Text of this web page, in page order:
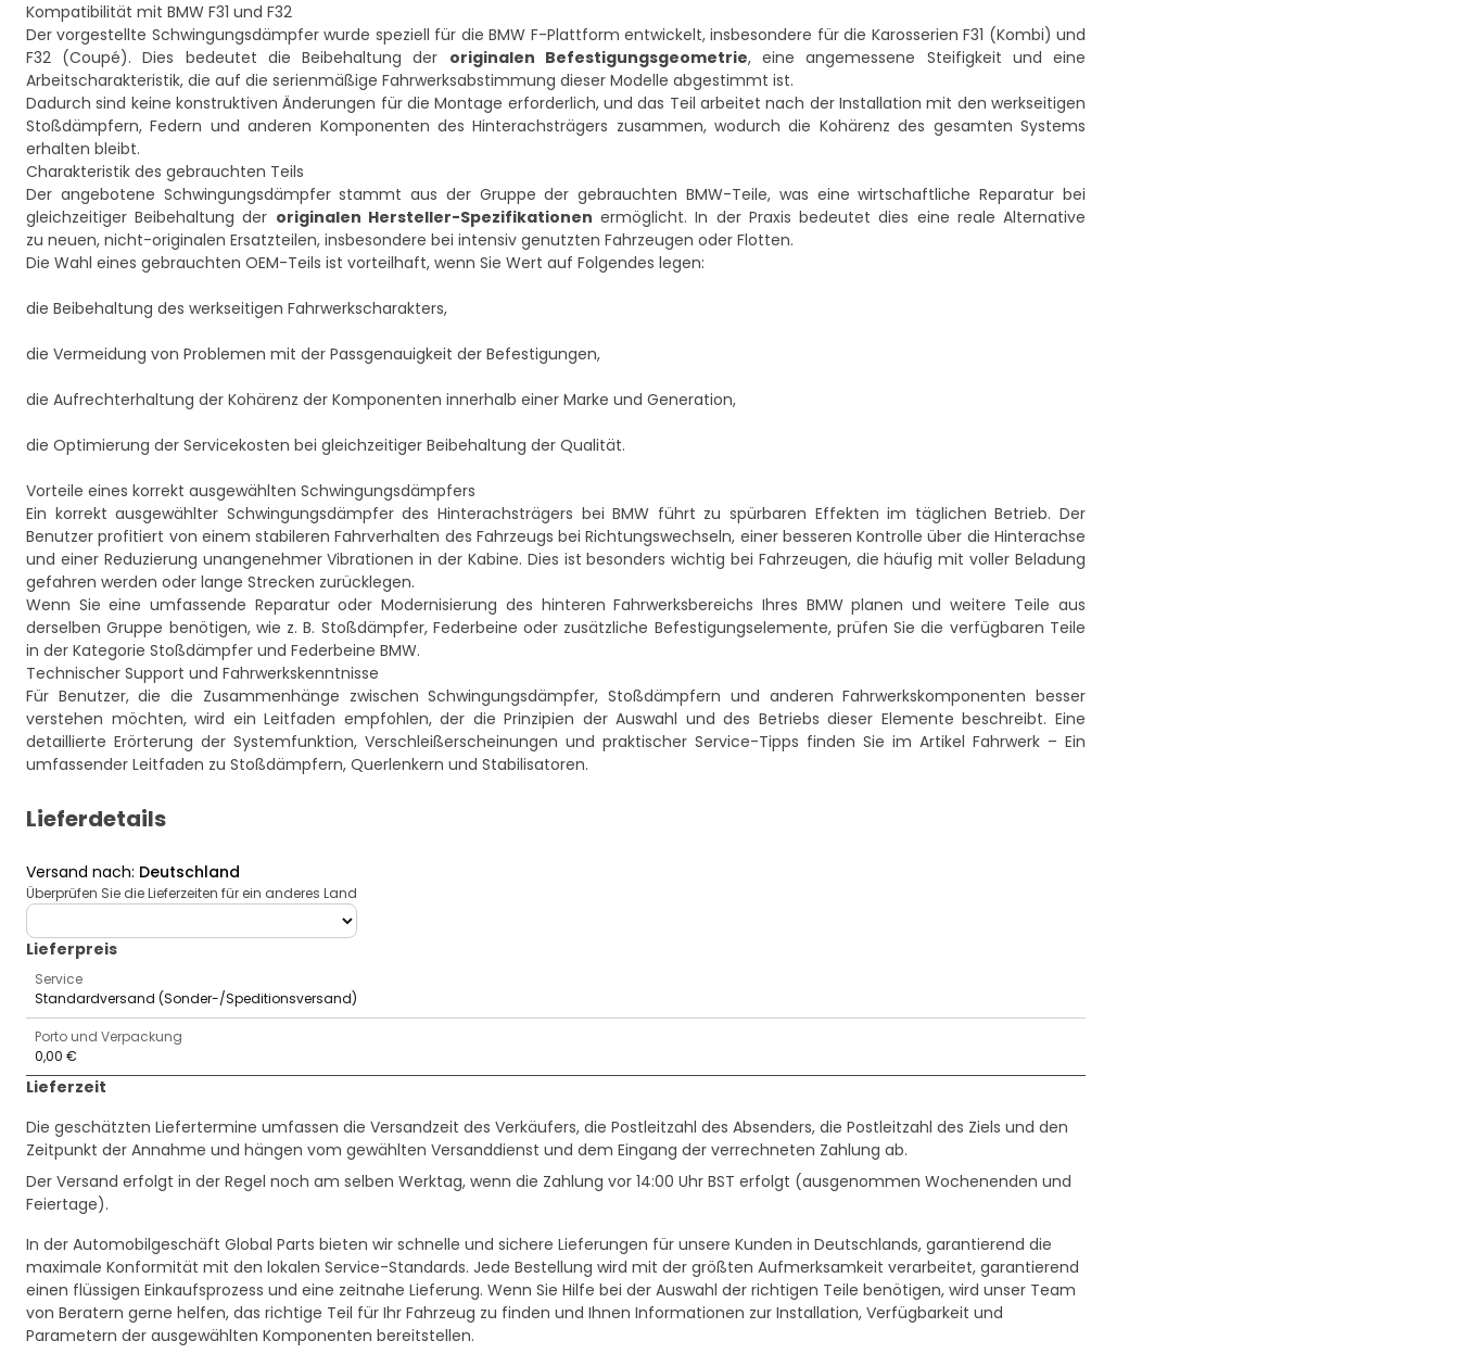
Kompatibilität mit BMW F31 und F32
Der vorgestellte Schwingungsdämpfer wurde speziell für die BMW F-Plattform entwickelt, insbesondere für die Karosserien F31 (Kombi) und
F32 (Coupé). Dies bedeutet die Beibehaltung der originalen Befestigungsgeometrie, eine angemessene Steifigkeit und eine
Arbeitscharakteristik, die auf die serienmäßige Fahrwerksabstimmung dieser Modelle abgestimmt ist.
Dadurch sind keine konstruktiven Änderungen für die Montage erforderlich, und das Teil arbeitet nach der Installation mit den werkseitigen
Stoßdämpfern, Federn und anderen Komponenten des Hinterachsträgers zusammen, wodurch die Kohärenz des gesamten Systems
erhalten bleibt.
Charakteristik des gebrauchten Teils
Der angebotene Schwingungsdämpfer stammt aus der Gruppe der gebrauchten BMW-Teile, was eine wirtschaftliche Reparatur bei
gleichzeitiger Beibehaltung der originalen Hersteller-Spezifikationen ermöglicht. In der Praxis bedeutet dies eine reale Alternative
zu neuen, nicht-originalen Ersatzteilen, insbesondere bei intensiv genutzten Fahrzeugen oder Flotten.
Die Wahl eines gebrauchten OEM-Teils ist vorteilhaft, wenn Sie Wert auf Folgendes legen:
die Beibehaltung des werkseitigen Fahrwerkscharakters,
die Vermeidung von Problemen mit der Passgenauigkeit der Befestigungen,
die Aufrechterhaltung der Kohärenz der Komponenten innerhalb einer Marke und Generation,
die Optimierung der Servicekosten bei gleichzeitiger Beibehaltung der Qualität.
Vorteile eines korrekt ausgewählten Schwingungsdämpfers
Ein korrekt ausgewählter Schwingungsdämpfer des Hinterachsträgers bei BMW führt zu spürbaren Effekten im täglichen Betrieb. Der
Benutzer profitiert von einem stabileren Fahrverhalten des Fahrzeugs bei Richtungswechseln, einer besseren Kontrolle über die Hinterachse
und einer Reduzierung unangenehmer Vibrationen in der Kabine. Dies ist besonders wichtig bei Fahrzeugen, die häufig mit voller Beladung
gefahren werden oder lange Strecken zurücklegen.
Wenn Sie eine umfassende Reparatur oder Modernisierung des hinteren Fahrwerksbereichs Ihres BMW planen und weitere Teile aus
derselben Gruppe benötigen, wie z. B. Stoßdämpfer, Federbeine oder zusätzliche Befestigungselemente, prüfen Sie die verfügbaren Teile
in der Kategorie Stoßdämpfer und Federbeine BMW.
Technischer Support und Fahrwerkskenntnisse
Für Benutzer, die die Zusammenhänge zwischen Schwingungsdämpfer, Stoßdämpfern und anderen Fahrwerkskomponenten besser
verstehen möchten, wird ein Leitfaden empfohlen, der die Prinzipien der Auswahl und des Betriebs dieser Elemente beschreibt. Eine
detaillierte Erörterung der Systemfunktion, Verschleißerscheinungen und praktischer Service-Tipps finden Sie im Artikel Fahrwerk – Ein
umfassender Leitfaden zu Stoßdämpfern, Querlenkern und Stabilisatoren.
Lieferdetails
Versand nach: Deutschland
Überprüfen Sie die Lieferzeiten für ein anderes Land
deliveryCountry
Lieferpreis
Service
Standardversand (Sonder-/Speditionsversand)
Porto und Verpackung
0,00 €
Lieferzeit
Die geschätzten Liefertermine umfassen die Versandzeit des Verkäufers, die Postleitzahl des Absenders, die Postleitzahl des Ziels und den
Zeitpunkt der Annahme und hängen vom gewählten Versanddienst und dem Eingang der verrechneten Zahlung ab.
Der Versand erfolgt in der Regel noch am selben Werktag, wenn die Zahlung vor 14:00 Uhr BST erfolgt (ausgenommen Wochenenden und
Feiertage).
In der Automobilgeschäft Global Parts bieten wir schnelle und sichere Lieferungen für unsere Kunden in Deutschlands, garantierend die
maximale Konformität mit den lokalen Service-Standards. Jede Bestellung wird mit der größten Aufmerksamkeit verarbeitet, garantierend
einen flüssigen Einkaufsprozess und eine zeitnahe Lieferung. Wenn Sie Hilfe bei der Auswahl der richtigen Teile benötigen, wird unser Team
von Beratern gerne helfen, das richtige Teil für Ihr Fahrzeug zu finden und Ihnen Informationen zur Installation, Verfügbarkeit und
Parametern der ausgewählten Komponenten bereitstellen.